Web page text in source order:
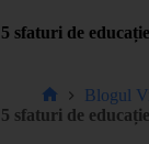
5 sfaturi de
Blogul
5 sfaturi de